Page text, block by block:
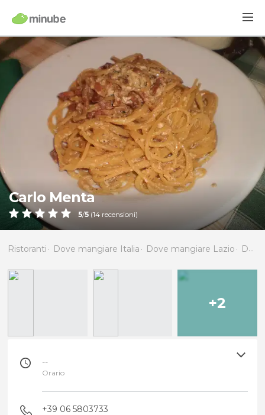
Carlo Menta
5/5 (14 recensioni)
Ristoranti Dove mangiare Italia Dove mangiare Lazio Dove mangiare Roma
+2
--
Orario
+39 06 5803733